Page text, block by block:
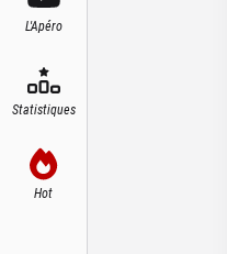
L'Apéro
Statistiques
Hot